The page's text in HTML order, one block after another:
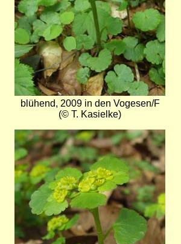
blühend, 2009 in den Vogesen/F
(© T. Kasielke)
Bild